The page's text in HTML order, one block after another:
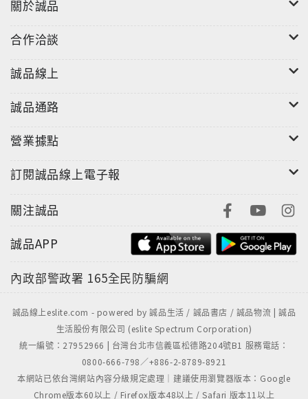
關於誠品
合作洽談
誠品線上
誠品通路
營業據點
訂閱誠品線上電子報
關注誠品
誠品APP
內政部警政署 165全民防騙網
誠品線上eslite.com - powered by 誠品生活 / 誠品書店 / 誠品物流 | 誠品
生活股份有限公司 (eslite Spectrum Corporation)
統一編號：27952966 | 台灣台北市信義區松德路204號B1 服務電話：
0800-666-798／+886-2-8789-8921
本網站已依台灣網站內容分級規定處理｜建議使用瀏覽器版本：Google
Chrome版本60以上 / Firefox版本48以上 / Safari 版本11以上